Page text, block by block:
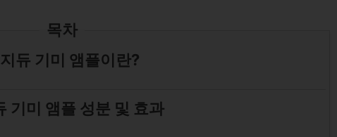
목차
듀 기미 앰플이란?
기미 앰플 성분 및 효과